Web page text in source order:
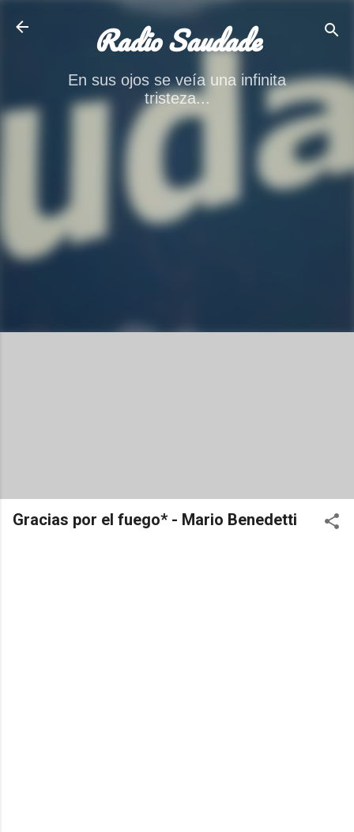
Radio Saudade
En sus ojos se veía una infinita
tristeza...
Gracias por el fuego* - Mario Benedetti